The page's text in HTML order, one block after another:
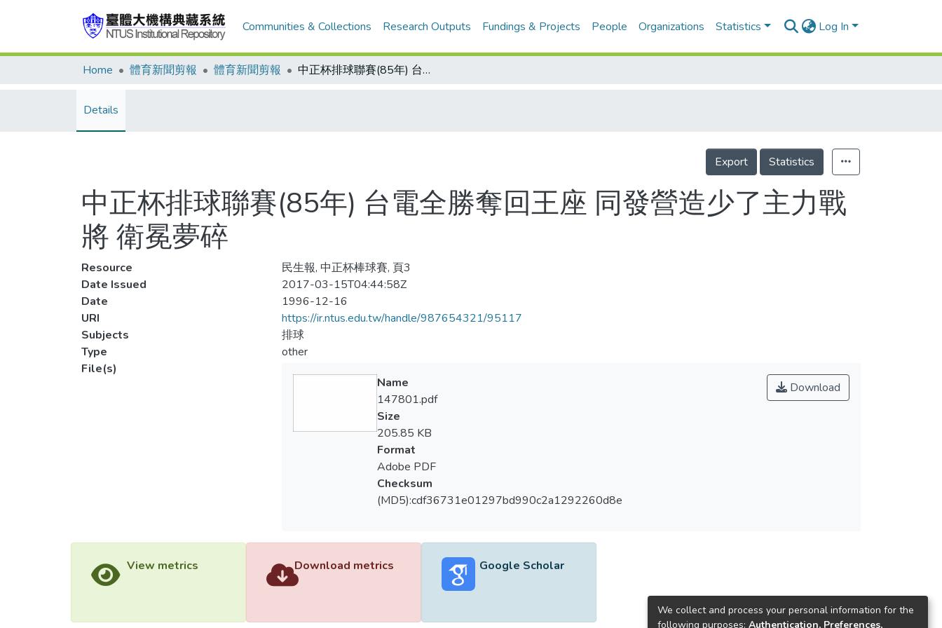
Communities & Collections Research Outputs Fundings & Projects People Organizations Statistics Log In
Home 體育新聞剪報 體育新聞剪報 中正杯排球聯賽(85年) 台電全勝奪回王座 同發營造少了主力戰將 衛冕夢碎
Details
Export Statistics
中正杯排球聯賽(85年) 台電全勝奪回王座 同發營造少了主力戰
將 衛冕夢碎
Resource
民生報, 中正杯棒球賽, 頁3
Date Issued
2017-03-15T04:44:58Z
Date
1996-12-16
URI
https://ir.ntus.edu.tw/handle/987654321/95117
Subjects
排球
Type
other
File(s)
Download
Name
147801.pdf
Size
205.85 KB
Format
Adobe PDF
Checksum
(MD5):cdf36731e01297bd990c2a1292260d8e
View metrics Download metrics Google Scholar
We collect and process your personal information for the
following purposes: Authentication, Preferences,